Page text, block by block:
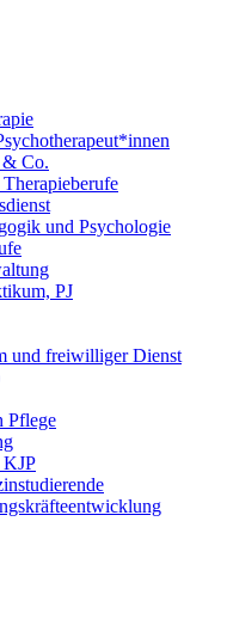
& Co.
und Psychologie
PJ
und freiwilliger Dienst
Pflege
KJP